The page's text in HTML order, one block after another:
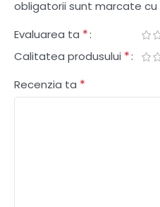
obligatorii sunt marcate cu
Evaluarea ta *
Calitatea produsului *
Recenzia ta *